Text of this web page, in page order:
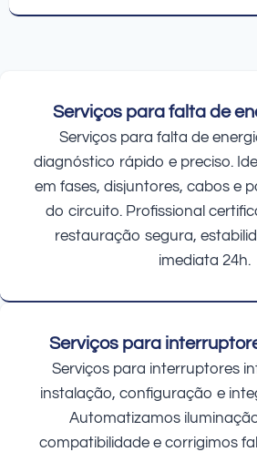
Serviços para falta de
Serviços para falta de
diagnóstico rápido e preciso.
em fases, disjuntores, cabos e
do circuito. Profissional
restauração segura,
imediata 24h.
Serviços para
Serviços para interruptores
instalação, configuração e
Automatizamos
compatibilidade e corrigimos